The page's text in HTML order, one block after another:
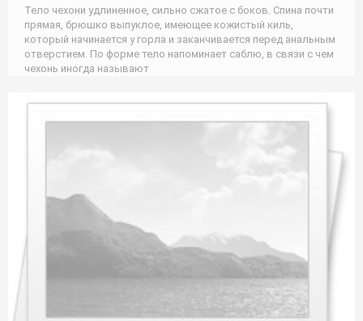
Тело чехони удлиненное, сильно сжатое с боков. Спина почти
прямая, брюшко выпуклое, имеющее кожистый киль,
который начинается у горла и заканчивается перед анальным
отверстием. По форме тело напоминает саблю, в связи с чем
чехонь иногда называют